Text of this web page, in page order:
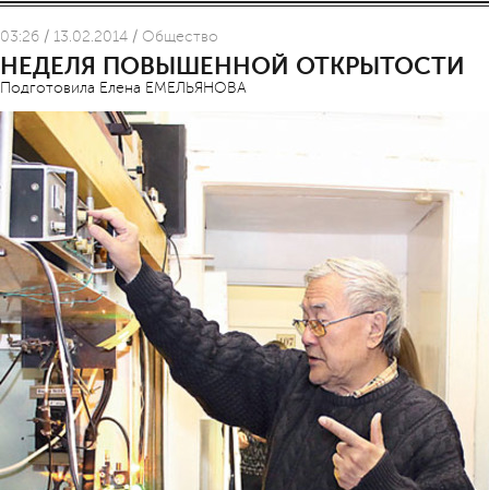
03:26 / 13.02.2014 / Общество
НЕДЕЛЯ ПОВЫШЕННОЙ ОТКРЫТОСТИ
Подготовила Елена ЕМЕЛЬЯНОВА